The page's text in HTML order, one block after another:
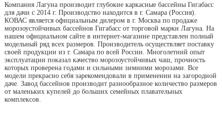
Компания Лагуна производит глубокие каркасные бассейны Гигабасс
для дачи с 2014 г. Производство находится в г. Самара (Россия).
КОВАС является официальным дилером в г. Москва по продаже
морозоустойчивых бассейнов Гигабасс от торговой марки Лагуна. На
нашем официальном сайте в интернет-магазине представлен полный
модельный ряд всех размеров. Производитель осуществляет поставку
своей продукции из г. Самара по всей России. Многолетний опыт
эксплуатации показал качество морозоустойчивых чаш, прочность
которых проверена годами и сильными зимними морозами. Все
модели прекрасно себя зарекомендовали в применении на загородной
даче. Завод бассейнов производит разнообразное количество размеров
от маленьких купелей до больших семейных плавательных
комплексов.